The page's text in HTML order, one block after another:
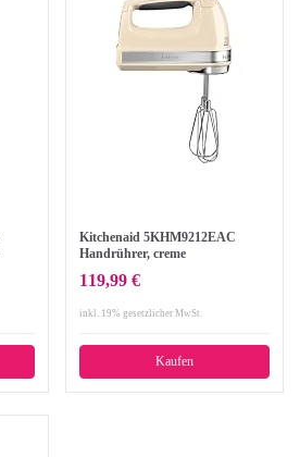
Kitchenaid 5KHM9212EAC
Handrührer, creme
119,99 €
inkl. 19% gesetzlicher MwSt.
Kaufen